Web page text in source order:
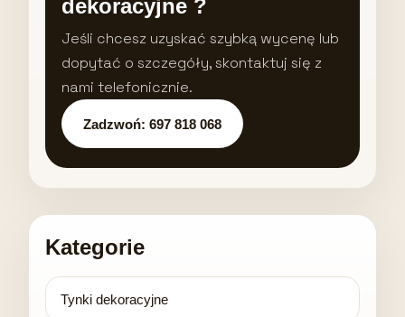
dekoracyjne ?
Jeśli chcesz uzyskać szybką wycenę lub
dopytać o szczegóły, skontaktuj się z
nami telefonicznie.
Zadzwoń: 697 818 068
Kategorie
Tynki dekoracyjne